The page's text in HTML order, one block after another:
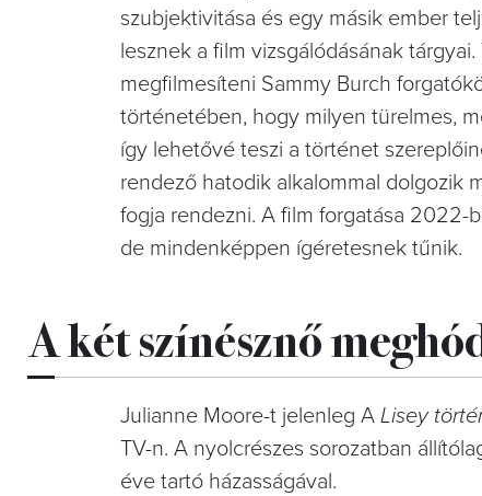
szubjektivitása és egy másik ember
lesznek a film vizsgálódásának tárgyai.
megfilmesíteni Sammy Burch
történetében, hogy milyen türelmes,
így lehetővé teszi a történet
rendező hatodik alkalommal dolgozik
fogja rendezni. A film forgatása 2022-
de mindenképpen ígéretesnek tűnik.
A két színésznő
Julianne Moore-t jelenleg A Lisey
TV-n. A nyolcrészes sorozatban
éve tartó házasságával.